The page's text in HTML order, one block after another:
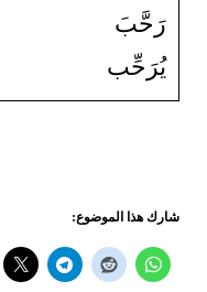
رَحَّبَ
يُرَحِّب
شارك هذا الموضوع: